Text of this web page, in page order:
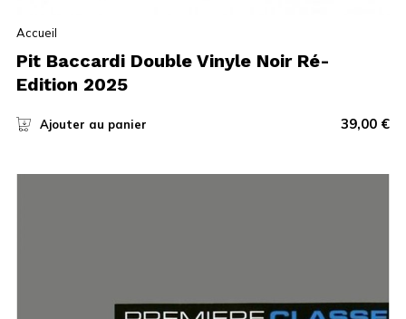
Accueil
Pit Baccardi Double Vinyle Noir Ré-
Edition 2025
Ajouter au panier 39,00 €